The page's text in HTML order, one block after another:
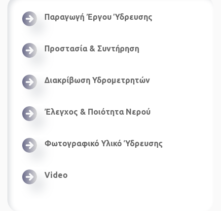
Παραγωγή Έργου Ύδρευσης
Προστασία & Συντήρηση
Διακρίβωση Υδρομετρητών
Έλεγχος & Ποιότητα Νερού
Φωτογραφικό Υλικό Ύδρευσης
Video